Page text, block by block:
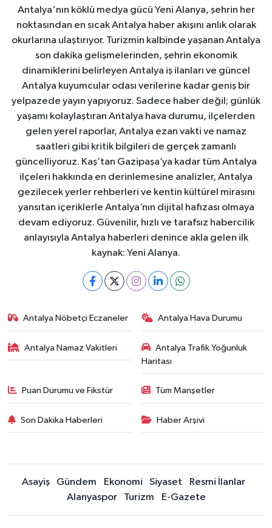
Antalya'nın köklü medya gücü Yeni Alanya, şehrin her
noktasından en sıcak Antalya haber akışını anlık olarak
okurlarına ulaştırıyor. Turizmin kalbinde yaşanan Antalya
son dakika gelişmelerinden, şehrin ekonomik
dinamiklerini belirleyen Antalya iş ilanları ve güncel
Antalya kuyumcular odası verilerine kadar geniş bir
yelpazede yayın yapıyoruz. Sadece haber değil; günlük
yaşamı kolaylaştıran Antalya hava durumu, ilçelerden
gelen yerel raporlar, Antalya ezan vakti ve namaz
saatleri gibi kritik bilgileri de gerçek zamanlı
güncelliyoruz. Kaş’tan Gazipaşa’ya kadar tüm Antalya
ilçeleri hakkında en derinlemesine analizler, Antalya
gezilecek yerler rehberleri ve kentin kültürel mirasını
yansıtan içeriklerle Antalya’nın dijital hafızası olmaya
devam ediyoruz. Güvenilir, hızlı ve tarafsız habercilik
anlayışıyla Antalya haberleri denince akla gelen ilk
kaynak: Yeni Alanya.
Antalya Nöbetçi Eczaneler Antalya Hava Durumu
Antalya Namaz Vakitleri
Antalya Trafik Yoğunluk
Haritası
Puan Durumu ve Fikstür Tüm Manşetler
Son Dakika Haberleri Haber Arşivi
Asayiş Gündem Ekonomi Siyaset
Resmi İlanlar
Alanyaspor
Turizm E-Gazete